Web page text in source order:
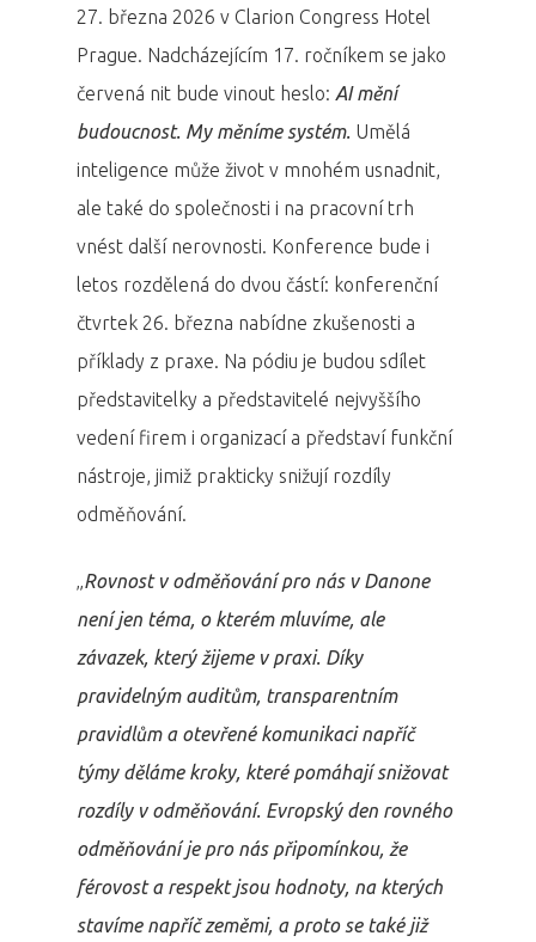
27. března 2026 v Clarion Congress Hotel
Prague. Nadcházejícím 17. ročníkem se jako
červená nit bude vinout heslo: AI mění
budoucnost. My měníme systém. Umělá
inteligence může život v mnohém usnadnit,
ale také do společnosti i na pracovní trh
vnést další nerovnosti. Konference bude i
letos rozdělená do dvou částí: konferenční
čtvrtek 26. března nabídne zkušenosti a
příklady z praxe. Na pódiu je budou sdílet
představitelky a představitelé nejvyššího
vedení firem i organizací a představí funkční
nástroje, jimiž prakticky snižují rozdíly
odměňování.
„Rovnost v odměňování pro nás v Danone
není jen téma, o kterém mluvíme, ale
závazek, který žijeme v praxi. Díky
pravidelným auditům, transparentním
pravidlům a otevřené komunikaci napříč
týmy děláme kroky, které pomáhají snižovat
rozdíly v odměňování. Evropský den rovného
odměňování je pro nás připomínkou, že
férovost a respekt jsou hodnoty, na kterých
stavíme napříč zeměmi, a proto se také již